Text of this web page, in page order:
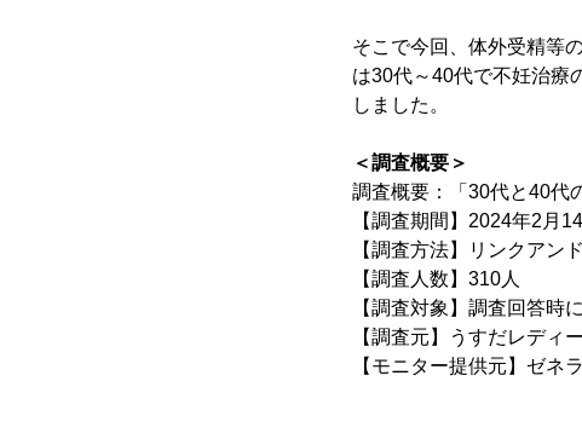
そこで今回、体外受精等
は30代～40代で不妊治療
しました。
＜調査概要＞
調査概要：「30代と40代
【調査期間】2024年2月
【調査方法】リンクアン
【調査人数】310人
【調査対象】調査回答時
【調査元】うすだレディ
【モニター提供元】ゼネ